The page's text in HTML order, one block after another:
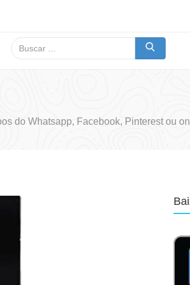
do Whatsapp, Facebook, Pinterest ou